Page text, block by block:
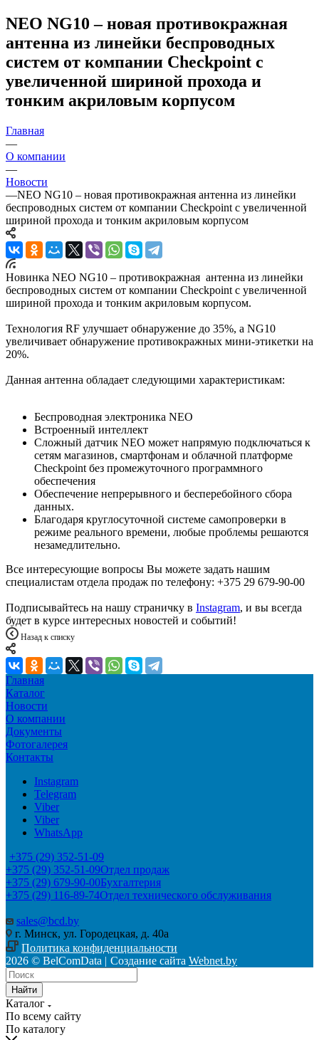
NEO NG10 – новая противокражная
антенна из линейки беспроводных
систем от компании Checkpoint с
увеличенной шириной прохода и
тонким акриловым корпусом
Главная
—
О компании
—
Новости
—NEO NG10 – новая противокражная антенна из линейки
беспроводных систем от компании Checkpoint с увеличенной
шириной прохода и тонким акриловым корпусом
Новинка NEO NG10 – противокражная антенна из линейки
беспроводных систем от компании Checkpoint с увеличенной
шириной прохода и тонким акриловым корпусом.
Технология RF улучшает обнаружение до 35%, а NG10
увеличивает обнаружение противокражных мини-этикетки на
20%.
Данная антенна обладает следующими характеристикам:
Беспроводная электроника NEO
Встроенный интеллект
Сложный датчик NEO может напрямую подключаться к
сетям магазинов, смартфонам и облачной платформе
Checkpoint без промежуточного программного
обеспечения
Обеспечение непрерывного и бесперебойного сбора
данных.
Благодаря круглосуточной системе самопроверки в
режиме реального времени, любые проблемы решаются
незамедлительно.
Все интересующие вопросы Вы можете задать нашим
специалистам отдела продаж по телефону: +375 29 679-90-00
Подписывайтесь на нашу страничку в Instagram, и вы всегда
будет в курсе интересных новостей и событий!
Назад к списку
Главная
Каталог
Новости
О компании
Документы
Фотогалерея
Контакты
Instagram
Telegram
Viber
Viber
WhatsApp
+375 (29) 352-51-09
+375 (29) 352-51-09Отдел продаж
+375 (29) 679-90-00Бухгалтерия
+375 (29) 116-89-74Отдел технического обслуживания
sales@bcd.by
г. Минск, ул. Городецкая, д. 40а
Политика конфиденциальности
2026 © BelComData | Создание сайта Webnet.by
Найти
Каталог
По всему сайту
По каталогу